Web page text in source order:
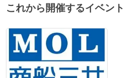
これから開催するイベント